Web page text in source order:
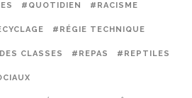
#QUOTIDIEN #RACISME
#RÉGIE TECHNIQUE
CLASSES #REPAS #REPTILES